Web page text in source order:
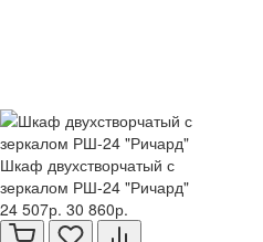
Шкаф двухстворчатый с
зеркалом РШ-24 "Ричард"
24 507р. 30 860р.